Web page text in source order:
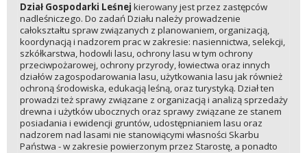
Dział Gospodarki Leśnej kierowany jest przez zastępców
nadleśniczego. Do zadań Działu należy prowadzenie
całokształtu spraw związanych z planowaniem, organizacją,
koordynacją i nadzorem prac w zakresie: nasiennictwa, selekcji,
szkółkarstwa, hodowli lasu, ochrony lasu w tym ochrony
przeciwpożarowej, ochrony przyrody, łowiectwa oraz innych
działów zagospodarowania lasu, użytkowania lasu jak również
ochroną środowiska, edukacją leśną, oraz turystyką. Dział ten
prowadzi też sprawy związane z organizacją i analizą sprzedaży
drewna i użytków ubocznych oraz sprawy związane ze stanem
posiadania i ewidencji gruntów, udostępnianiem lasu oraz
nadzorem nad lasami nie stanowiącymi własności Skarbu
Państwa - w zakresie powierzonym przez Starostę, a ponadto